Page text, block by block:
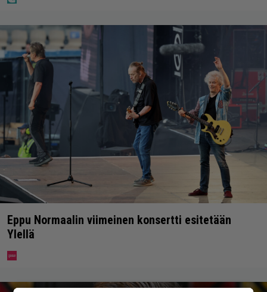
Eppu Normaalin viimeinen konsertti esitetään
Ylellä